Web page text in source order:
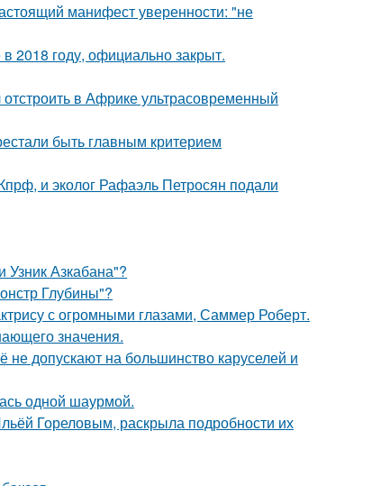
манифест уверенности: "не
2018 году, официально закрыт.
в Африке ультрасовременный
быть главным критерием
и эколог Рафаэль Петросян подали
Узник Азкабана"?
Глубины"?
с огромными глазами, Саммер Роберт.
значения.
допускают на большинство каруселей и
одной шаурмой.
Гореловым, раскрыла подробности их